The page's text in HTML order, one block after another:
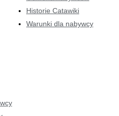
Historie Catawiki
Warunki dla nabywcy